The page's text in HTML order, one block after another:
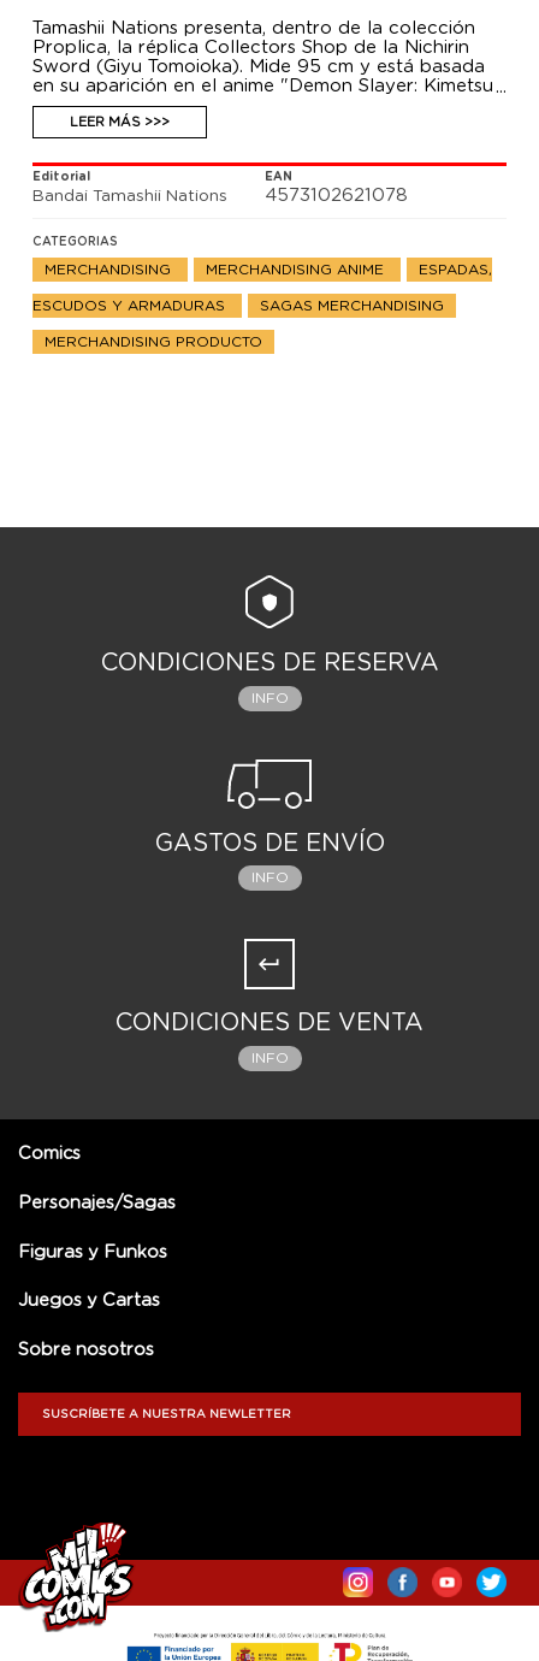
Tamashii Nations presenta, dentro de la colección
Proplica, la réplica Collectors Shop de la Nichirin
Sword (Giyu Tomoioka). Mide 95 cm y está basada
en su aparición en el anime "Demon Slayer: Kimetsu
No Yaiba".
LEER MÁS >>>
Editorial
Bandai Tamashii Nations
EAN
4573102621078
CATEGORIAS
MERCHANDISING MERCHANDISING ANIME ESPADAS,
ESCUDOS Y ARMADURAS SAGAS MERCHANDISING
MERCHANDISING PRODUCTO
CONDICIONES DE RESERVA
INFO
GASTOS DE ENVÍO
INFO
CONDICIONES DE VENTA
INFO
Comics
Personajes/Sagas
Figuras y Funkos
Juegos y Cartas
Sobre nosotros
SUSCRÍBETE A NUESTRA NEWLETTER